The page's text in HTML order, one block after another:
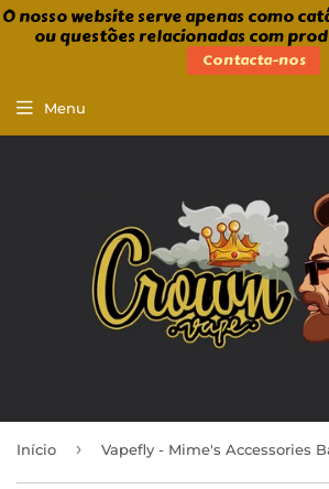
O nosso website serve apenas como
ou questões relacionadas com
Contacta-nos
Menu
Início ›